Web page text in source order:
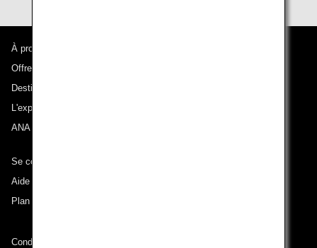
À propos d'ANA
Offres et annonces
Destinations desservies
L'expérience ANA
ANA Mileage Club
Se connecter à ANA
Aide technique (Accessibilité)
Plan du site
Conditions de transport